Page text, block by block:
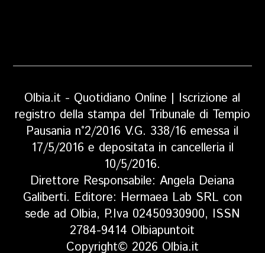
Olbia.it - Quotidiano Online | Iscrizione al
registro della stampa del Tribunale di Tempio
Pausania n°2/2016 V.G. 338/16 emessa il
17/5/2016 e depositata in cancelleria il
10/5/2016.
Direttore Responsabile: Angela Deiana
Galiberti. Editore: Hermaea Lab SRL con
sede ad Olbia, P.Iva 02450930900, ISSN
2784-9414 Olbiapuntoit
Copyright© 2026 Olbia.it